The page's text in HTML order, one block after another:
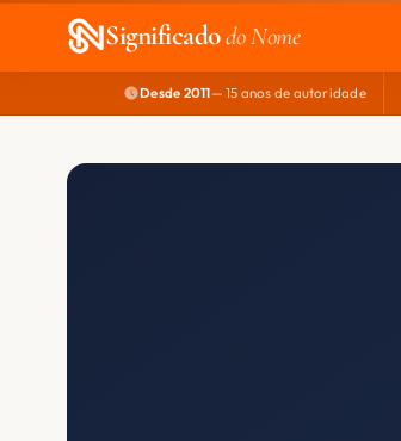
Significadodo Nome
Desde 2011— 15 anos de autoridade